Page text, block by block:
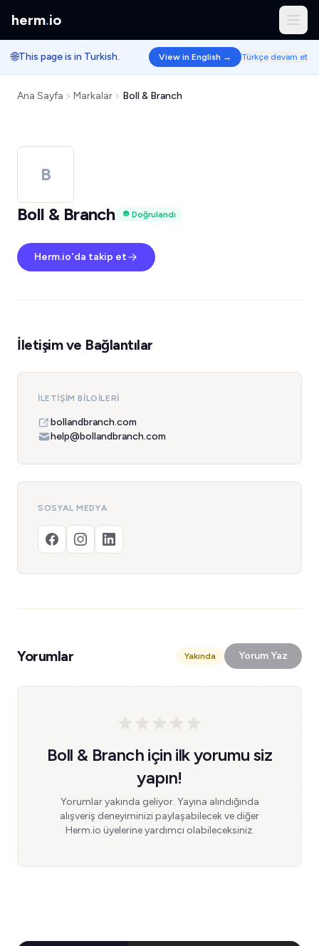
herm.io
🌐This page is in Turkish. View in English → Türkçe devam et
Ana Sayfa Markalar Boll & Branch
B
Boll & Branch
Doğrulandı
Herm.io'da takip et
İletişim ve Bağlantılar
İLETIŞIM BILGILERI
bollandbranch.com
help@bollandbranch.com
SOSYAL MEDYA
Yorumlar Yakında Yorum Yaz
Boll & Branch için ilk yorumu siz
yapın!
Yorumlar yakında geliyor. Yayına alındığında
alışveriş deneyiminizi paylaşabilecek ve diğer
Herm.io üyelerine yardımcı olabileceksiniz.